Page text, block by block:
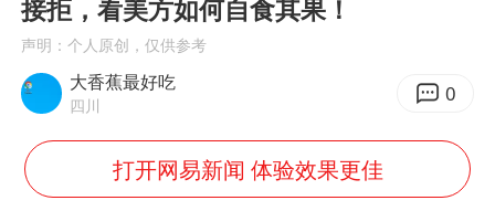
猫咪过火把节被抹成黑猫
以军士兵把枪口对准中国记者
云南一男子胃中取出180颗铁钉
接拒，看美方如何自食其果！
声明：个人原创，仅供参考
大香蕉最好吃
四川 0
打开网易新闻 体验效果更佳